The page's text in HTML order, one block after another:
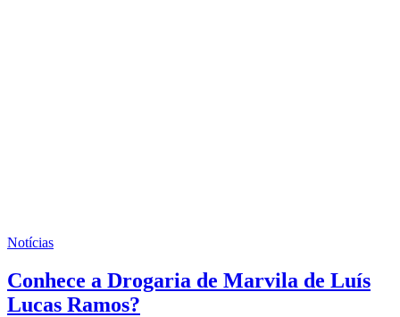
Notícias
Conhece a Drogaria de Marvila de Luís
Lucas Ramos?